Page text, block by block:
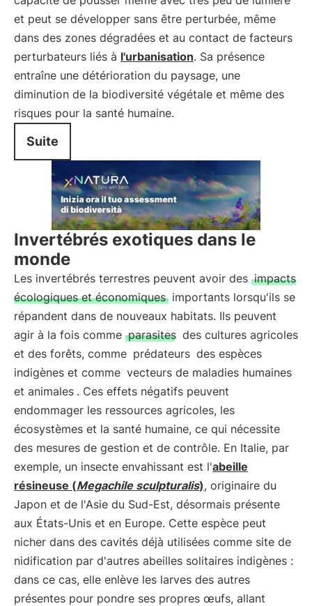
et peut se développer sans être perturbée, même
dans des zones dégradées et au contact de facteurs
perturbateurs liés à l'urbanisation. Sa présence
entraîne une détérioration du paysage, une
diminution de la biodiversité végétale et même des
risques pour la santé humaine.
Suite
Invertébrés exotiques dans le
monde
Les invertébrés terrestres peuvent avoir des impacts
écologiques et économiques importants lorsqu'ils se
répandent dans de nouveaux habitats. Ils peuvent
agir à la fois comme parasites des cultures agricoles
et des forêts, comme prédateurs des espèces
indigènes et comme vecteurs de maladies humaines
et animales . Ces effets négatifs peuvent
endommager les ressources agricoles, les
écosystèmes et la santé humaine, ce qui nécessite
des mesures de gestion et de contrôle. En Italie, par
exemple, un insecte envahissant est l'abeille
résineuse (Megachile sculpturalis), originaire du
Japon et de l'Asie du Sud-Est, désormais présente
aux États-Unis et en Europe. Cette espèce peut
nicher dans des cavités déjà utilisées comme site de
nidification par d'autres abeilles solitaires indigènes :
dans ce cas, elle enlève les larves des autres
présentes pour pondre ses propres œufs, allant